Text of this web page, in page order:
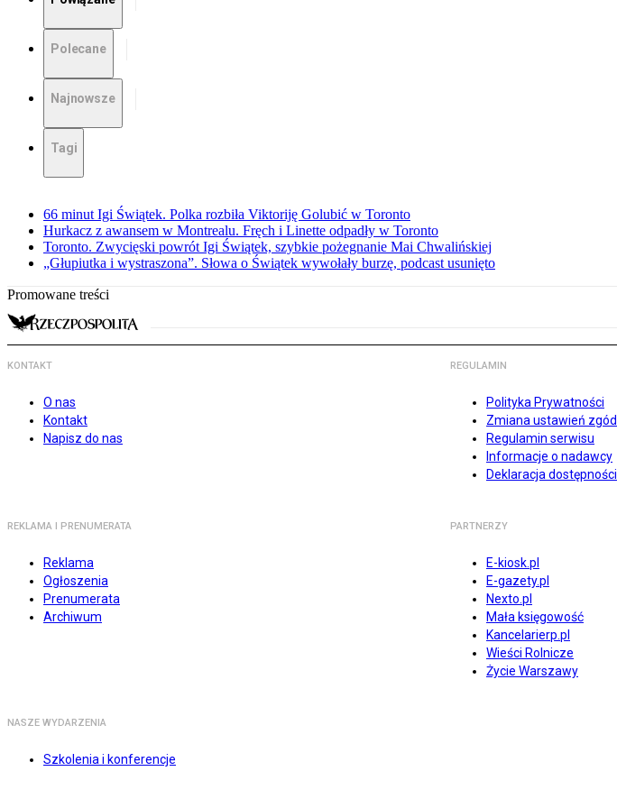
Polecane
Najnowsze
Tagi
66 minut Igi Świątek. Polka rozbiła Viktoriję Golubić w Toronto
Hurkacz z awansem w Montrealu. Fręch i Linette odpadły w Toronto
Toronto. Zwycięski powrót Igi Świątek, szybkie pożegnanie Mai Chwalińskiej
„Głupiutka i wystraszona”. Słowa o Świątek wywołały burzę, podcast usunięto
Promowane treści
KONTAKT
O nas
Kontakt
Napisz do nas
REGULAMIN
Polityka Prywatności
Zmiana ustawień zgód
Regulamin serwisu
Informacje o nadawcy
Deklaracja dostępności
REKLAMA I PRENUMERATA
Reklama
Ogłoszenia
Prenumerata
Archiwum
PARTNERZY
E-kiosk.pl
E-gazety.pl
Nexto.pl
Mała księgowość
Kancelarierp.pl
Wieści Rolnicze
Życie Warszawy
NASZE WYDARZENIA
Szkolenia i konferencje